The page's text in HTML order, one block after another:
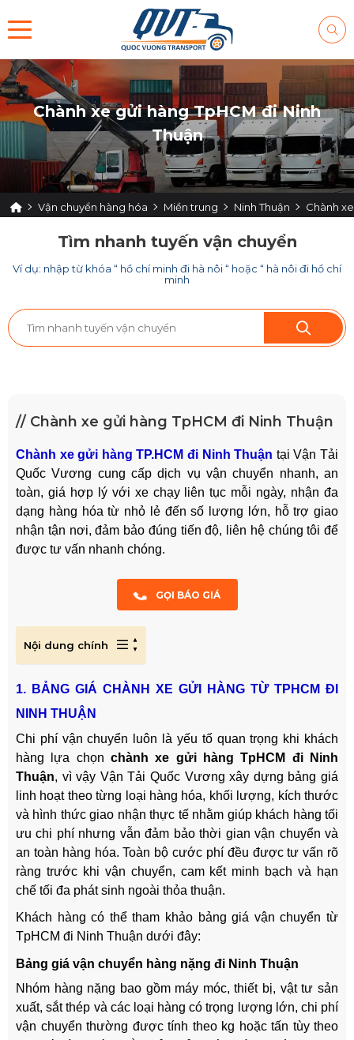
Chành xe gửi hàng TpHCM đi Ninh
Thuận
Vận chuyển hàng hóa Miền trung Ninh Thuận Chành
Tìm nhanh tuyến vận chuyển
Ví dụ: nhập từ khóa “ hồ chí minh đi hà nôi “ hoặc “ hà nôi đi hồ chí
minh
// Chành xe gửi hàng TpHCM đi Ninh Thuận
Chành xe gửi hàng TP.HCM đi Ninh Thuận tại Vận Tải
Quốc Vương cung cấp dịch vụ vận chuyển nhanh, an
toàn, giá hợp lý với xe chạy liên tục mỗi ngày, nhận đa
dạng hàng hóa từ nhỏ lẻ đến số lượng lớn, hỗ trợ giao
nhận tận nơi, đảm bảo đúng tiến độ, liên hệ chúng tôi để
được tư vấn nhanh chóng.
GỌI BÁO GIÁ
Nội dung chính
1. BẢNG GIÁ CHÀNH XE GỬI HÀNG TỪ TPHCM ĐI
NINH THUẬN
Chi phí vận chuyển luôn là yếu tố quan trọng khi khách
hàng lựa chọn chành xe gửi hàng TpHCM đi Ninh
Thuận, vì vậy Vận Tải Quốc Vương xây dựng bảng giá
linh hoạt theo từng loại hàng hóa, khối lượng, kích thước
và hình thức giao nhận thực tế nhằm giúp khách hàng tối
ưu chi phí nhưng vẫn đảm bảo thời gian vận chuyển và
an toàn hàng hóa. Toàn bộ cước phí đều được tư vấn rõ
ràng trước khi vận chuyển, cam kết minh bạch và hạn
chế tối đa phát sinh ngoài thỏa thuận.
Khách hàng có thể tham khảo bảng giá vận chuyển từ
TpHCM đi Ninh Thuận dưới đây:
Bảng giá vận chuyển hàng nặng đi Ninh Thuận
Nhóm hàng nặng bao gồm máy móc, thiết bị, vật tư sản
xuất, sắt thép và các loại hàng có trọng lượng lớn, chi phí
vận chuyển thường được tính theo kg hoặc tấn tùy theo